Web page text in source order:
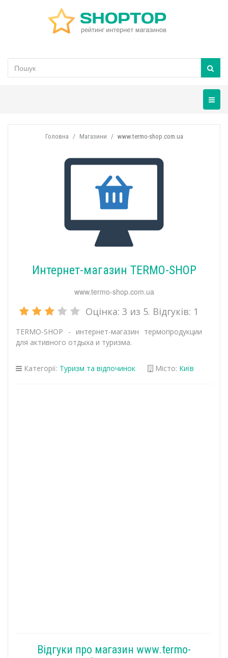
Головна Магазини www.termo-shop.com.ua
Интернет-магазин TERMO-SHOP
www.termo-shop.com.ua
Оцінка: 3 из 5. Відгуків: 1
TERMO-SHOP - интернет-магазин термопродукции
для активного отдыха и туризма.
Категорії: Туризм та відпочинок Місто: Київ
Відгуки про магазин www.termo-